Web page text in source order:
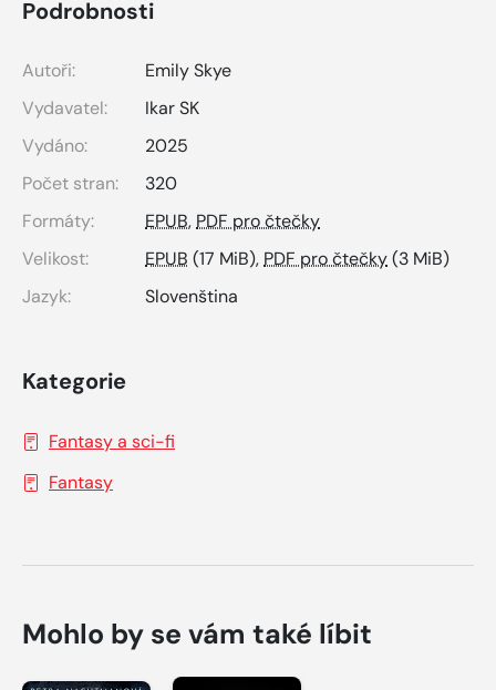
Podrobnosti
Autoři:
Emily Skye
Vydavatel:
Ikar SK
Vydáno:
2025
Počet stran:
320
Formáty:
EPUB,PDF pro čtečky
Velikost:
EPUB (17 MiB),PDF pro čtečky(3 MiB)
Jazyk:
Slovenština
Kategorie
Fantasy a sci-fi
Fantasy
Mohlo by se vám také líbit